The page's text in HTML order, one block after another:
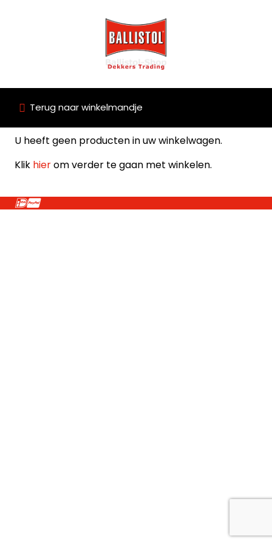
Terug naar winkelmandje
U heeft geen producten in uw winkelwagen.
Klik hierom verder te gaan met winkelen.